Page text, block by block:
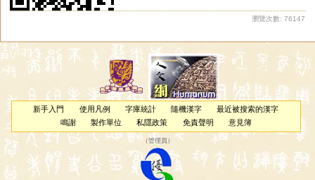
瀏覽次數: 76147
新手入門 使用凡例 字庫統計 隨機漢字
最近被搜索的漢字
鳴謝
製作單位 私隱政策 免責聲明 意見簿
（管理員 ）